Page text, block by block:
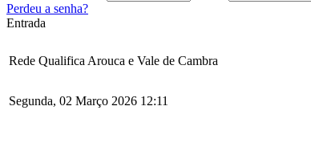
Perdeu a senha?
Entrada
Rede Qualifica Arouca e Vale de Cambra
Segunda, 02 Março 2026 12:11